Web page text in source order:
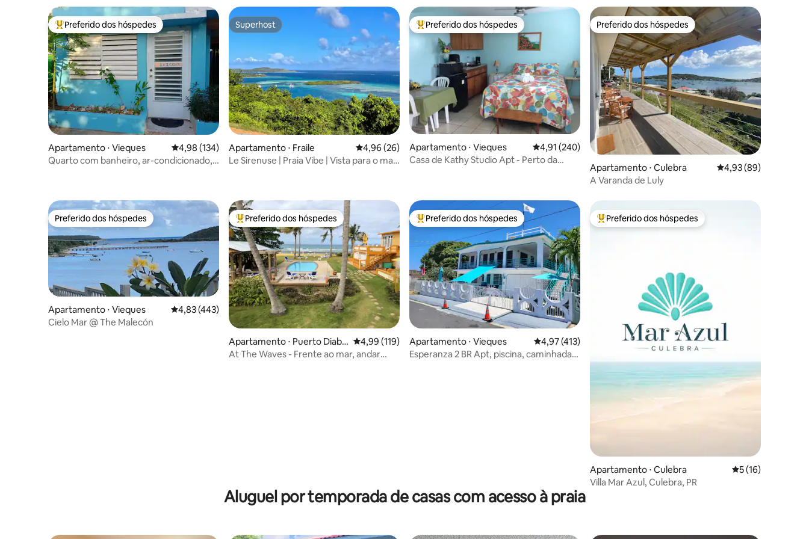
Entre os melhores preferidos dos hóspedes
Preferido dos hóspedes
Apartamento ⋅ Vieques 4,98 de uma avaliação média de 5, 134 avaliações
4,98 (134)
Quarto com banheiro, ar-condicionado,
Superhost
Superhost
Apartamento ⋅ Fraile 4,96 de uma avaliação média de 5, 26 avaliações
4,96 (26)
Le Sirenuse | Praia Vibe | Vista para o mar
Entre os melhores preferidos dos hóspedes
Preferido dos hóspedes
Apartamento ⋅ Vieques 4,91 de uma avaliação média de 5, 240 avaliações
4,91 (240)
Casa de Kathy Studio Apt - Perto da
Preferido dos hóspedes
Preferido dos hóspedes
Apartamento ⋅ Culebra 4,93 de uma
4,93 (89)
A Varanda de Luly
Preferido dos hóspedes
Preferido dos hóspedes
Apartamento ⋅ Vieques 4,83 de uma avaliação média de 5, 443 avaliações
4,83 (443)
Cielo Mar @ The Malecón
Entre os melhores preferidos dos hóspedes
Preferido dos hóspedes
Apartamento ⋅ Puerto Diabl
o
4,99 de uma avaliação média de 5, 119 avaliações
4,99 (119)
At The Waves - Frente ao mar, andar
Entre os melhores preferidos dos hóspedes
Preferido dos hóspedes
Apartamento ⋅ Vieques 4,97 de uma avaliação média de 5, 413 avaliações
4,97 (413)
Esperanza 2 BR Apt, piscina, caminhada
Entre os melhores preferidos dos hóspedes
Preferido dos hóspedes
Apartamento ⋅ Culebra 5 de uma
5 (16)
Villa Mar Azul, Culebra, PR
Aluguel por temporada de casas com acesso à praia